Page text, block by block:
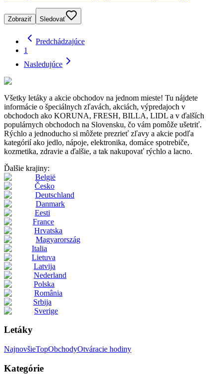
Zobraziť Sledovať
Predchádzajúce
1
Nasledujúce
Všetky letáky a akcie obchodov na jednom mieste! Tu nájdete
informácie o špeciálnych zľavách, akciách, výpredajoch v
obchodoch ako KORUNA, FRESH, BILLA, LIDL a v ďalších
populárnych obchodoch na Slovensku, čo vám pomôže ušetriť.
Rýchlo a jednoducho si môžete prezrieť zľavy a akcie podľa
kategórií ako jedlo, nápoje, elektronika, domáce spotrebiče,
kozmetika, zdravie a ďalšie, a tak nakupovať rýchlo a lacno.
Ďalšie krajiny:
België
Česko
Deutschland
Danmark
Eesti
France
Hrvatska
Magyarország
Italia
Lietuva
Latvija
Nederland
Polska
România
Srbija
Sverige
Letáky
NajnovšieTopObchodyOtváracie hodiny
Kategórie